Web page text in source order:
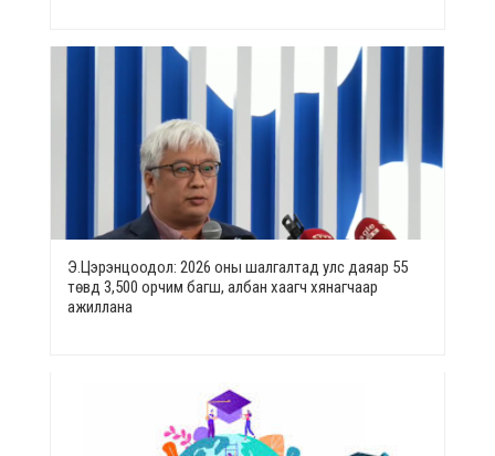
Э.Цэрэнцоодол: 2026 оны шалгалтад улс даяар 55
төвд 3,500 орчим багш, албан хаагч хянагчаар
ажиллана